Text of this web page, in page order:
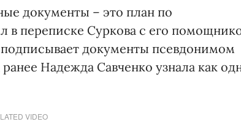
документы – это план по
в переписке Суркова с его
документы псевдонимом
Надежда Савченко узнала как
VIDEO